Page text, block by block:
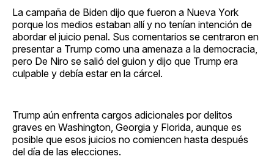
La campaña de Biden dijo que fueron a Nueva York
porque los medios estaban allí y no tenían intención de
abordar el juicio penal. Sus comentarios se centraron en
presentar a Trump como una amenaza a la democracia,
pero De Niro se salió del guion y dijo que Trump era
culpable y debía estar en la cárcel.
Trump aún enfrenta cargos adicionales por delitos
graves en Washington, Georgia y Florida, aunque es
posible que esos juicios no comiencen hasta después
del día de las elecciones.